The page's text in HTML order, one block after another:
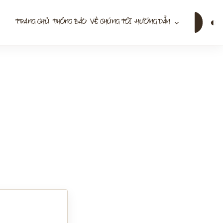
TRANG CHỦ THÔNG BÁO VỀ CHÚNG TÔI HƯỚNG DẪN
kiếm
◐